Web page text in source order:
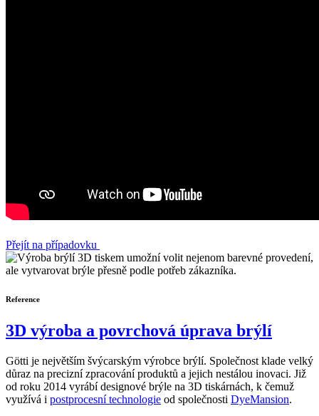
Přejít na případovku
Reference
3D výroba a povrchová úprava brýlí
Götti je největším švýcarským výrobce brýlí. Společnost klade velký
důraz na precizní zpracování produktů a jejich nestálou inovaci. Již
od roku 2014 vyrábí designové brýle na 3D tiskárnách, k čemuž
využívá i postprocesní technologie od společnosti DyeMansion.